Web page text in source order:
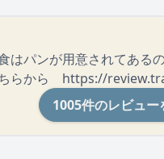
はパンが用意されてある
ちらから https://
1005件のレビュー